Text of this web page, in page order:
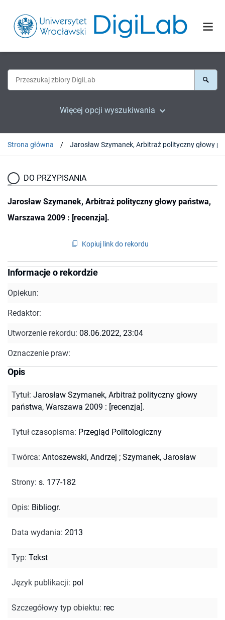
Więcej opcji wyszukiwania
Strona główna
DO PRZYPISANIA
Jarosław Szymanek, Arbitraż polityczny głowy państwa,
Warszawa 2009 : [recenzja].
Kopiuj link do rekordu
Informacje o rekordzie
Opiekun:
Redaktor:
Utworzenie rekordu: 08.06.2022, 23:04
Oznaczenie praw:
Opis
Tytuł: Jarosław Szymanek, Arbitraż polityczny głowy
państwa, Warszawa 2009 : [recenzja].
Tytuł czasopisma: Przegląd Politologiczny
Twórca: Antoszewski, Andrzej ; Szymanek, Jarosław
Strony: s. 177-182
Opis: Bibliogr.
Data wydania: 2013
Typ: Tekst
Język publikacji: pol
Szczegółowy typ obiektu: rec